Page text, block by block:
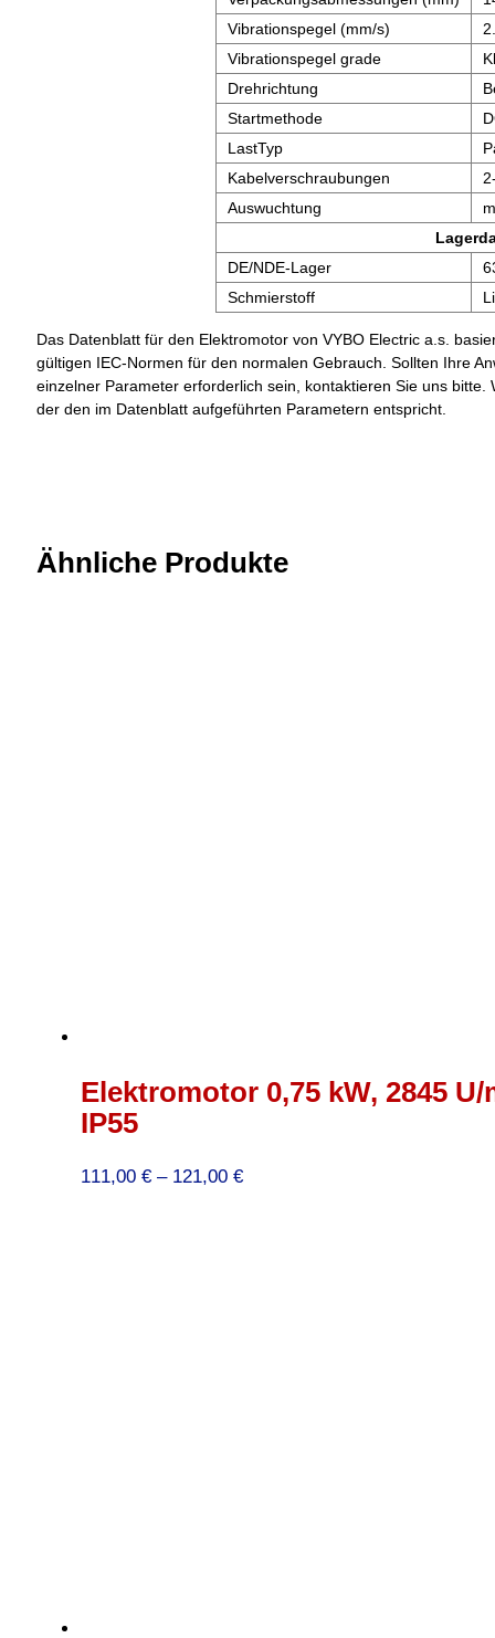
Vibrationspegel (mm/s)
Vibrationspegel grade
Drehrichtung
Startmethode
LastTyp
Kabelverschraubungen
Auswuchtung
DE/NDE-Lager
Schmierstoff
Das Datenblatt für den Elektromotor von VYBO Electric a.s.
gültigen IEC-Normen für den normalen Gebrauch. Sollten Ihre
einzelner Parameter erforderlich sein, kontaktieren Sie uns
der den im Datenblatt aufgeführten Parametern entspricht.
Ähnliche Produkte
Elektromotor 0,75 kW, 2845 U/
IP55
111,00 € – 121,00 €Preisspanne: